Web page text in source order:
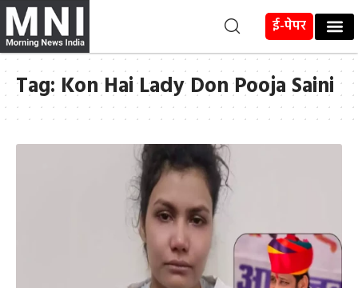
ई-पेपर
Tag: Kon Hai Lady Don Pooja Saini